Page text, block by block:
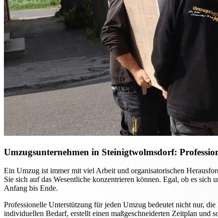
Umzugsunternehmen in Steinigtwolmsdorf:
Ein Umzug ist immer mit viel Arbeit und organisatorischen
Sie sich auf das Wesentliche konzentrieren können. Egal, ob es
Anfang bis Ende.
Professionelle Unterstützung für jeden Umzug bedeutet nicht nur,
individuellen Bedarf, erstellt einen maßgeschneiderten Zeitplan und